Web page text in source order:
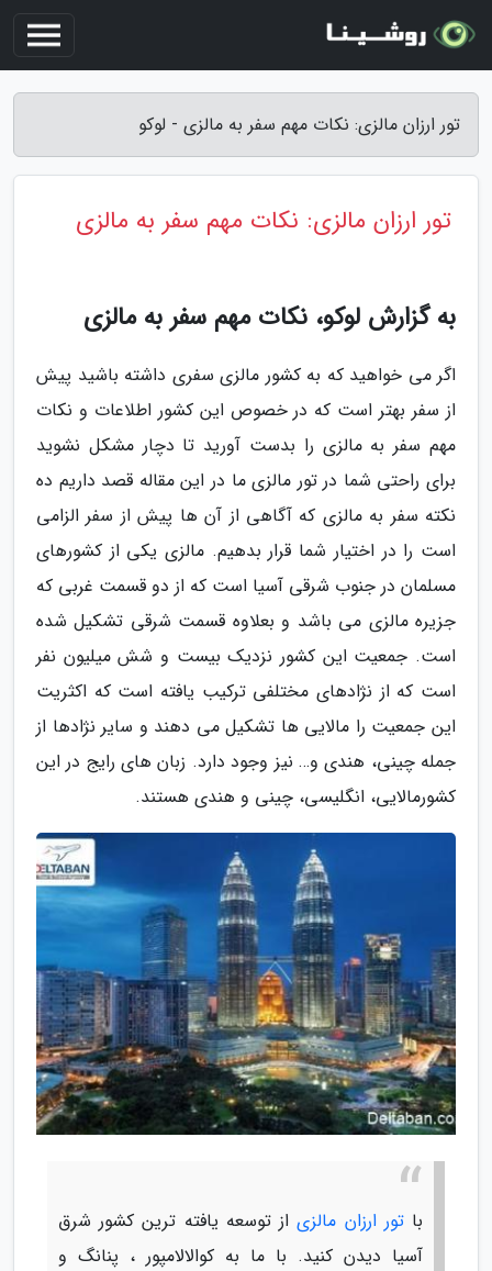
تور ارزان مالزی: نکات مهم سفر به مالزی - لوکو
تور ارزان مالزی: نکات مهم سفر به مالزی
به گزارش لوکو، نکات مهم سفر به مالزی
اگر می خواهید که به کشور مالزی سفری داشته باشید پیش
از سفر بهتر است که در خصوص این کشور اطلاعات و نکات
مهم سفر به مالزی را بدست آورید تا دچار مشکل نشوید
برای راحتی شما در تور مالزی ما در این مقاله قصد داریم ده
نکته سفر به مالزی که آگاهی از آن ها پیش از سفر الزامی
است را در اختیار شما قرار بدهیم. مالزی یکی از کشورهای
مسلمان در جنوب شرقی آسیا است که از دو قسمت غربی که
جزیره مالزی می باشد و بعلاوه قسمت شرقی تشکیل شده
است. جمعیت این کشور نزدیک بیست و شش میلیون نفر
است که از نژادهای مختلفی ترکیب یافته است که اکثریت
این جمعیت را مالایی ها تشکیل می دهند و سایر نژادها از
جمله چینی، هندی و… نیز وجود دارد. زبان های رایج در این
کشورمالایی، انگلیسی، چینی و هندی هستند.
باتور ارزان مالزیاز توسعه یافته ترین کشور شرق
آسیا دیدن کنید. با ما به کوالالامپور ، پنانگ و